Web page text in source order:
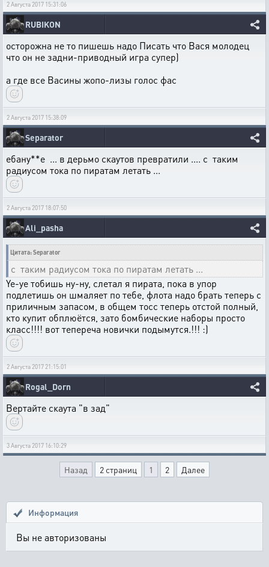
2 Августа 2017 15:31:06
RUBIKON
осторожна не то пишешь надо Писать что Вася молодец
что он не задни-приводный игра супер)
а где все Васины жопо-лизы голос фас
2 Августа 2017 15:38:09
Separator
ебану**е ... в дерьмо скаутов превратили .... с таким
радиусом тока по пиратам летать ...
2 Августа 2017 18:07:50
Ali_pasha
Цитата: Separator
с таким радиусом тока по пиратам летать ...
Ye-ye тобишь ну-ну, слетал я пирата, пока в упор
подлетишь он шмаляет по тебе, флота надо брать теперь с
приличным запасом, в общем тосс теперь отстой полный,
кто купит обплюётся, зато бомбические наборы просто
класс!!!! вот тепереча новички подымутся.!!! :)
2 Августа 2017 21:15:01
Rogal_Dorn
Вертайте скаута "в зад"
3 Августа 2017 16:10:29
Назад 2 страниц 1 2 Далее
Информация
Вы не авторизованы